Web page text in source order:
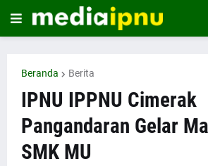
Beranda Berita
IPNU IPPNU Cimerak
Pangandaran Gelar
SMK MU